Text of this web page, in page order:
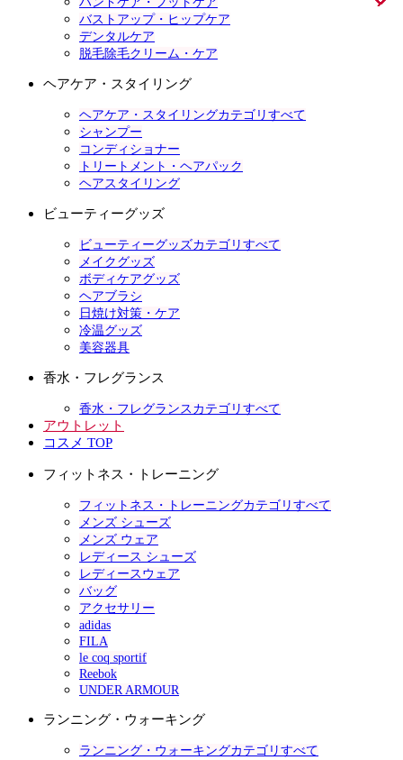
バストアップ・ヒップケア
デンタルケア
脱毛除毛クリーム・ケア
ヘアケア・スタイリング
ヘアケア・スタイリングカテゴリすべて
シャンプー
コンディショナー
トリートメント・ヘアパック
ヘアスタイリング
ビューティーグッズ
ビューティーグッズカテゴリすべて
メイクグッズ
ボディケアグッズ
ヘアブラシ
日焼け対策・ケア
冷温グッズ
美容器具
香水・フレグランス
香水・フレグランスカテゴリすべて
アウトレット
コスメ TOP
フィットネス・トレーニング
フィットネス・トレーニングカテゴリすべて
メンズ シューズ
メンズ ウェア
レディース シューズ
レディースウェア
バッグ
アクセサリー
adidas
FILA
le coq sportif
Reebok
UNDER ARMOUR
ランニング・ウォーキング
ランニング・ウォーキングカテゴリすべて